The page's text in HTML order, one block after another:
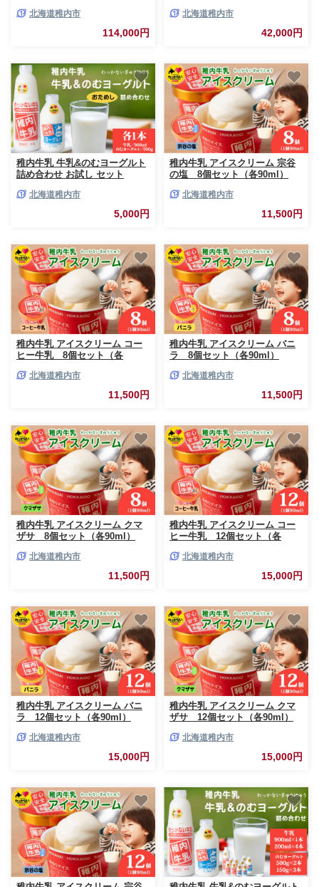
北海道稚内市
114,000円
北海道稚内市
42,000円
稚内牛乳 牛乳&のむヨーグルト
詰め合わせ お試し セット
北海道稚内市
5,000円
稚内牛乳 アイスクリーム 宗谷
の塩 8個セット（各90ml）
北海道稚内市
11,500円
稚内牛乳 アイスクリーム コー
ヒー牛乳 8個セット（各
北海道稚内市
11,500円
稚内牛乳 アイスクリーム バニ
ラ 8個セット（各90ml）
北海道稚内市
11,500円
稚内牛乳 アイスクリーム クマ
ザサ 8個セット（各90ml）
北海道稚内市
11,500円
稚内牛乳 アイスクリーム コー
ヒー牛乳 12個セット（各
北海道稚内市
15,000円
稚内牛乳 アイスクリーム バニ
ラ 12個セット（各90ml）
北海道稚内市
15,000円
稚内牛乳 アイスクリーム クマ
ザサ 12個セット（各90ml）
北海道稚内市
15,000円